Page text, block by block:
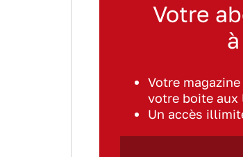
Votre
Votre
votre boite
Un accès